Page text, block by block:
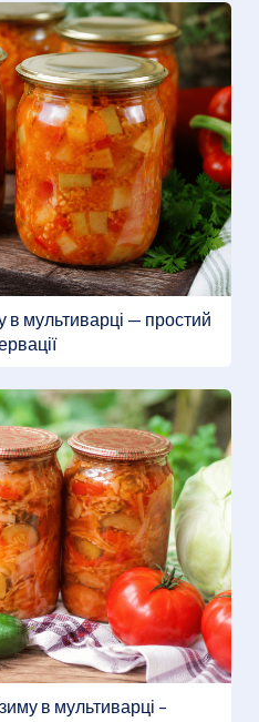
в мультиварці — простий
в мультиварці –